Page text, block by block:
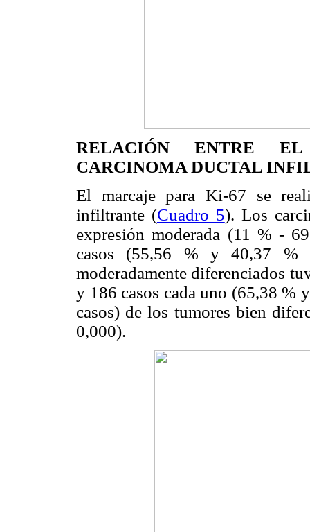
RELACIÓN ENTRE
CARCINOMA DUCTAL
El marcaje para Ki-67 se
infiltrante (Cuadro 5). Los
expresión moderada (11 % -
casos (55,56 % y 40,37 %
moderadamente diferenciados
y 186 casos cada uno (65,38 %
casos) de los tumores bien
0,000).